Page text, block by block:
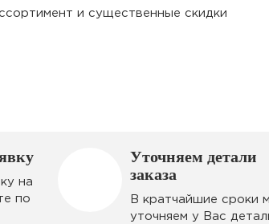
и существенные скидки
на
по
Уточняем детали
заказа
В кратчайшие сроки
уточняем у Вас